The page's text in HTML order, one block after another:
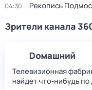
04:30 Рекопись
Зрители канала
Dомашний
Телевизионная
найдет что‑нибудь